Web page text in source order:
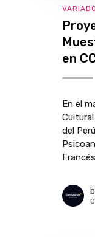
VARIADO
en
En el
del